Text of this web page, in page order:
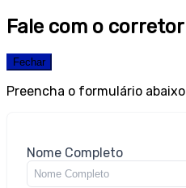
Fale com o corretor
Fechar
Preencha o formulário abaixo
Nome Completo